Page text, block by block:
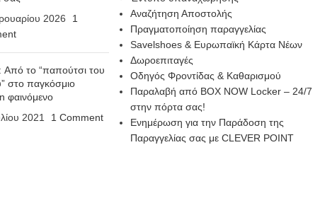
2026
1
Από το “παπούτσι του
στο παγκόσμιο
φαινόμενο
2021
1 Comment
Αναζήτηση Αποστολής
Πραγματοποίηση παραγγελίας
Savelshoes & Ευρωπαϊκή Κάρτα Νέων
Δωροεπιταγές
Οδηγός Φροντίδας & Καθαρισμού
Παραλαβή από BOX NOW Locker – 24/7
στην πόρτα σας!
Ενημέρωση για την Παράδοση της
Παραγγελίας σας με CLEVER POINT